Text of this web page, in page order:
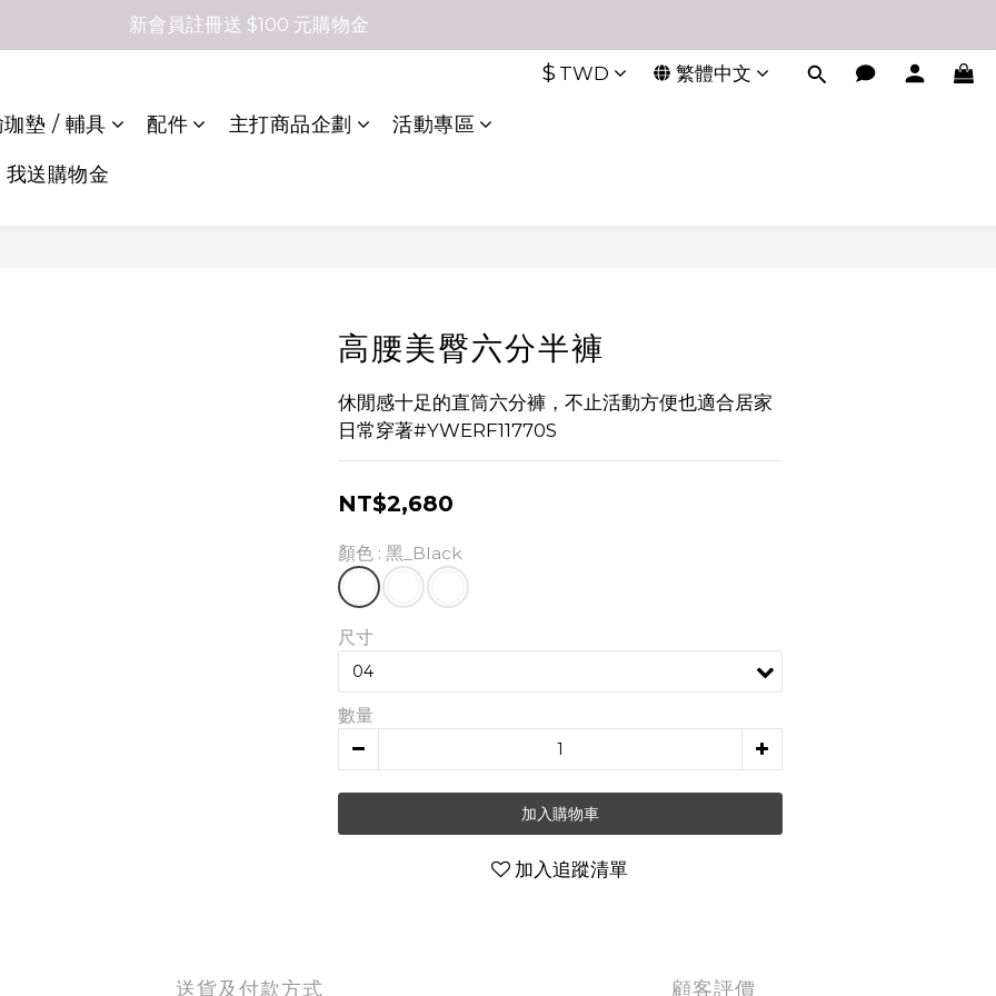
新會員註冊送 $100 元購物金
$ TWD 繁體中文
珈墊 / 輔具 配件 主打商品企劃 活動專區
送購物金
高腰美臀六分半褲
休閒感十足的直筒六分褲，不止活動方便也適合居家
日常穿著#YWERF11770S
NT$2,680
顏色 : 黑_Black
尺寸
數量
加入購物車
加入追蹤清單
送貨及付款方式 顧客評價